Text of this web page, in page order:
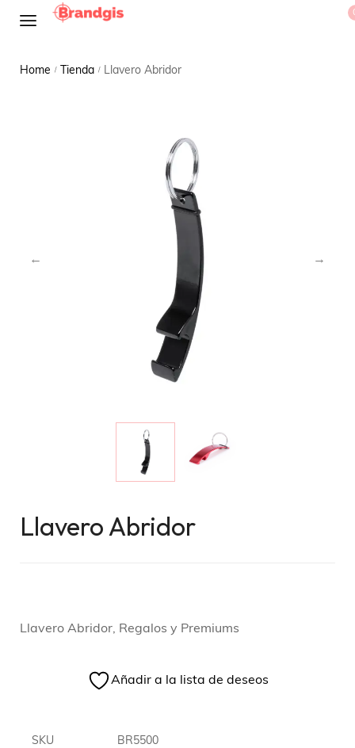
Home / Tienda / Llavero Abridor
Llavero Abridor
Llavero Abridor, Regalos y Premiums
Añadir a la lista de deseos
SKU BR5500